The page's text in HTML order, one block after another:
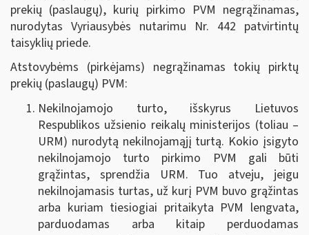
prekių (paslaugų), kurių pirkimo PVM negrąžinamas,
nurodytas Vyriausybės nutarimu Nr. 442 patvirtintų
taisyklių priede.
Atstovybėms (pirkėjams) negrąžinamas tokių pirktų
prekių (paslaugų) PVM:
Nekilnojamojo turto, išskyrus Lietuvos
Respublikos užsienio reikalų ministerijos (toliau –
URM) nurodytą nekilnojamąjį turtą. Kokio įsigyto
nekilnojamojo turto pirkimo PVM gali būti
grąžintas, sprendžia URM. Tuo atveju, jeigu
nekilnojamasis turtas, už kurį PVM buvo grąžintas
arba kuriam tiesiogiai pritaikyta PVM lengvata,
parduodamas arba kitaip perduodamas